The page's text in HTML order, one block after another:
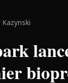
Kazynski